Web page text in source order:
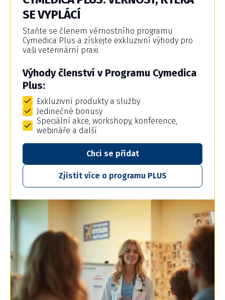
SE VYPLÁCÍ
Staňte se členem věrnostního programu
Cymedica Plus a získejte exkluzivní výhody pro
vaši veterinární praxi.
Výhody členství v Programu Cymedica
Plus:
Exkluzivní produkty a služby
Jedinečné bonusy
Speciální akce, workshopy, konference,
webináře a další
Chci se přidat
Zjistit více o programu PLUS